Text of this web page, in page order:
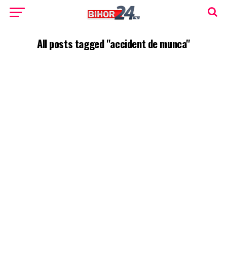
All posts tagged "accident de munca"